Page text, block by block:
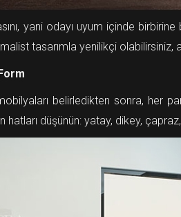
yani odayı uyum içinde
tasarımla yenilikçi
belirledikten sonra, her
hatları düşünün: yatay, dikey,